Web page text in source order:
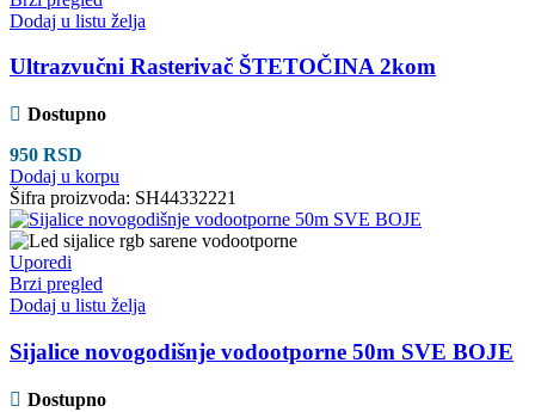
Dodaj u listu želja
Ultrazvučni Rasterivač ŠTETOČINA 2kom
Dostupno
950 RSD
Dodaj u korpu
Šifra proizvoda: SH44332221
Uporedi
Brzi pregled
Dodaj u listu želja
Sijalice novogodišnje vodootporne 50m SVE BOJE
Dostupno